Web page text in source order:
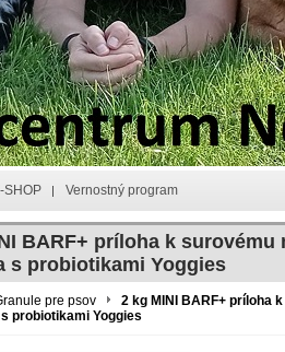
SHOP Vernostný program
BARF+ príloha k surovému
s probiotikami Yoggies
pre psov
2 kg MINI BARF+ príloha
probiotikami Yoggies